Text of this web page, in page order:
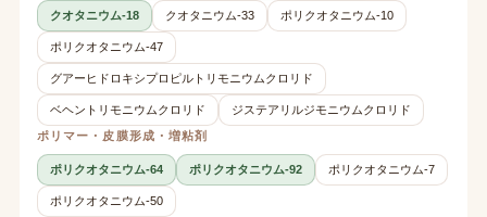
クオタニウム-18 クオタニウム-33 ポリクオタニウム-10
ポリクオタニウム-47
グアーヒドロキシプロピルトリモニウムクロリド
ベヘントリモニウムクロリド
ジステアリルジモニウムクロリド
ポリマー・皮膜形成・増粘剤
ポリクオタニウム-64 ポリクオタニウム-92 ポリクオタニウム-7
ポリクオタニウム-50